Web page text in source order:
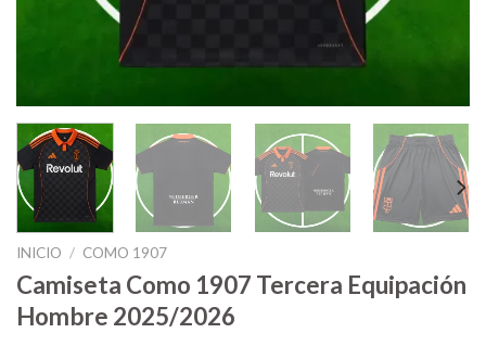
INICIO / COMO 1907
Camiseta Como 1907 Tercera Equipación
Hombre 2025/2026